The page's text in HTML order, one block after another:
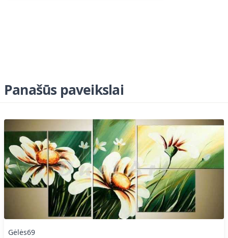
Panašūs paveikslai
Gėlės69